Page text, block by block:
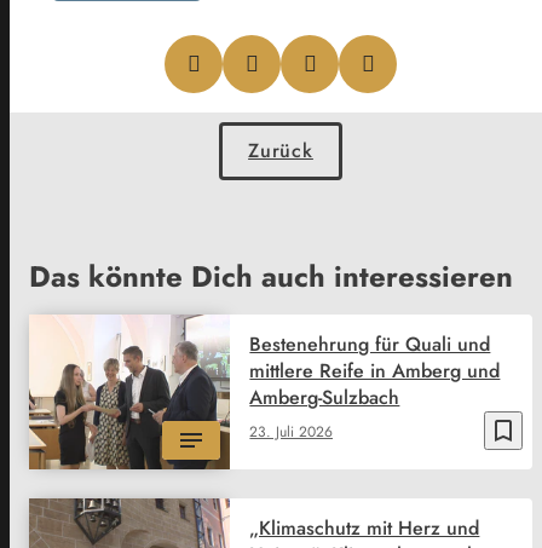
Zurück
Das könnte Dich auch interessieren
bookmark_border
23. Juli 2026
Bestenehrung für Quali und
mittlere Reife in Amberg und
Amberg-Sulzbach
„Klimaschutz mit Herz und